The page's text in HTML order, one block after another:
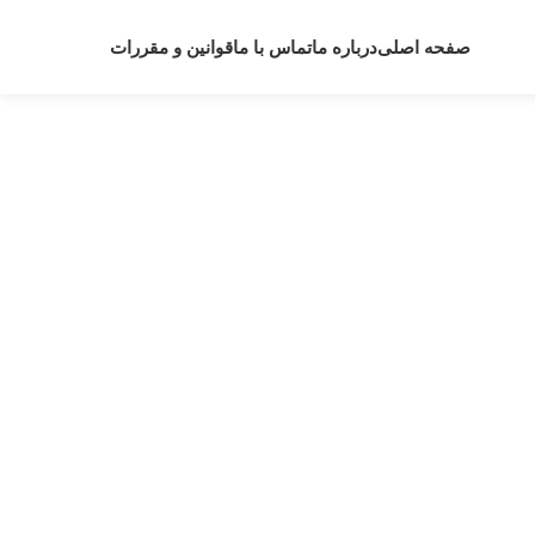
صفحه اصلیدرباره ماتماس با ماقوانین و مقررات